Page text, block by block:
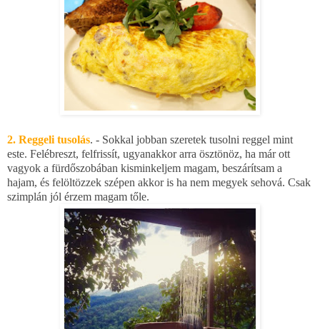
2. Reggeli tusolás. - Sokkal jobban szeretek tusolni reggel mint
este. Felébreszt, felfrissít, ugyanakkor arra ösztönöz, ha már ott
vagyok a fürdőszobában kisminkeljem magam, beszárítsam a
hajam, és felöltözzek szépen akkor is ha nem megyek sehová. Csak
szimplán jól érzem magam tőle.